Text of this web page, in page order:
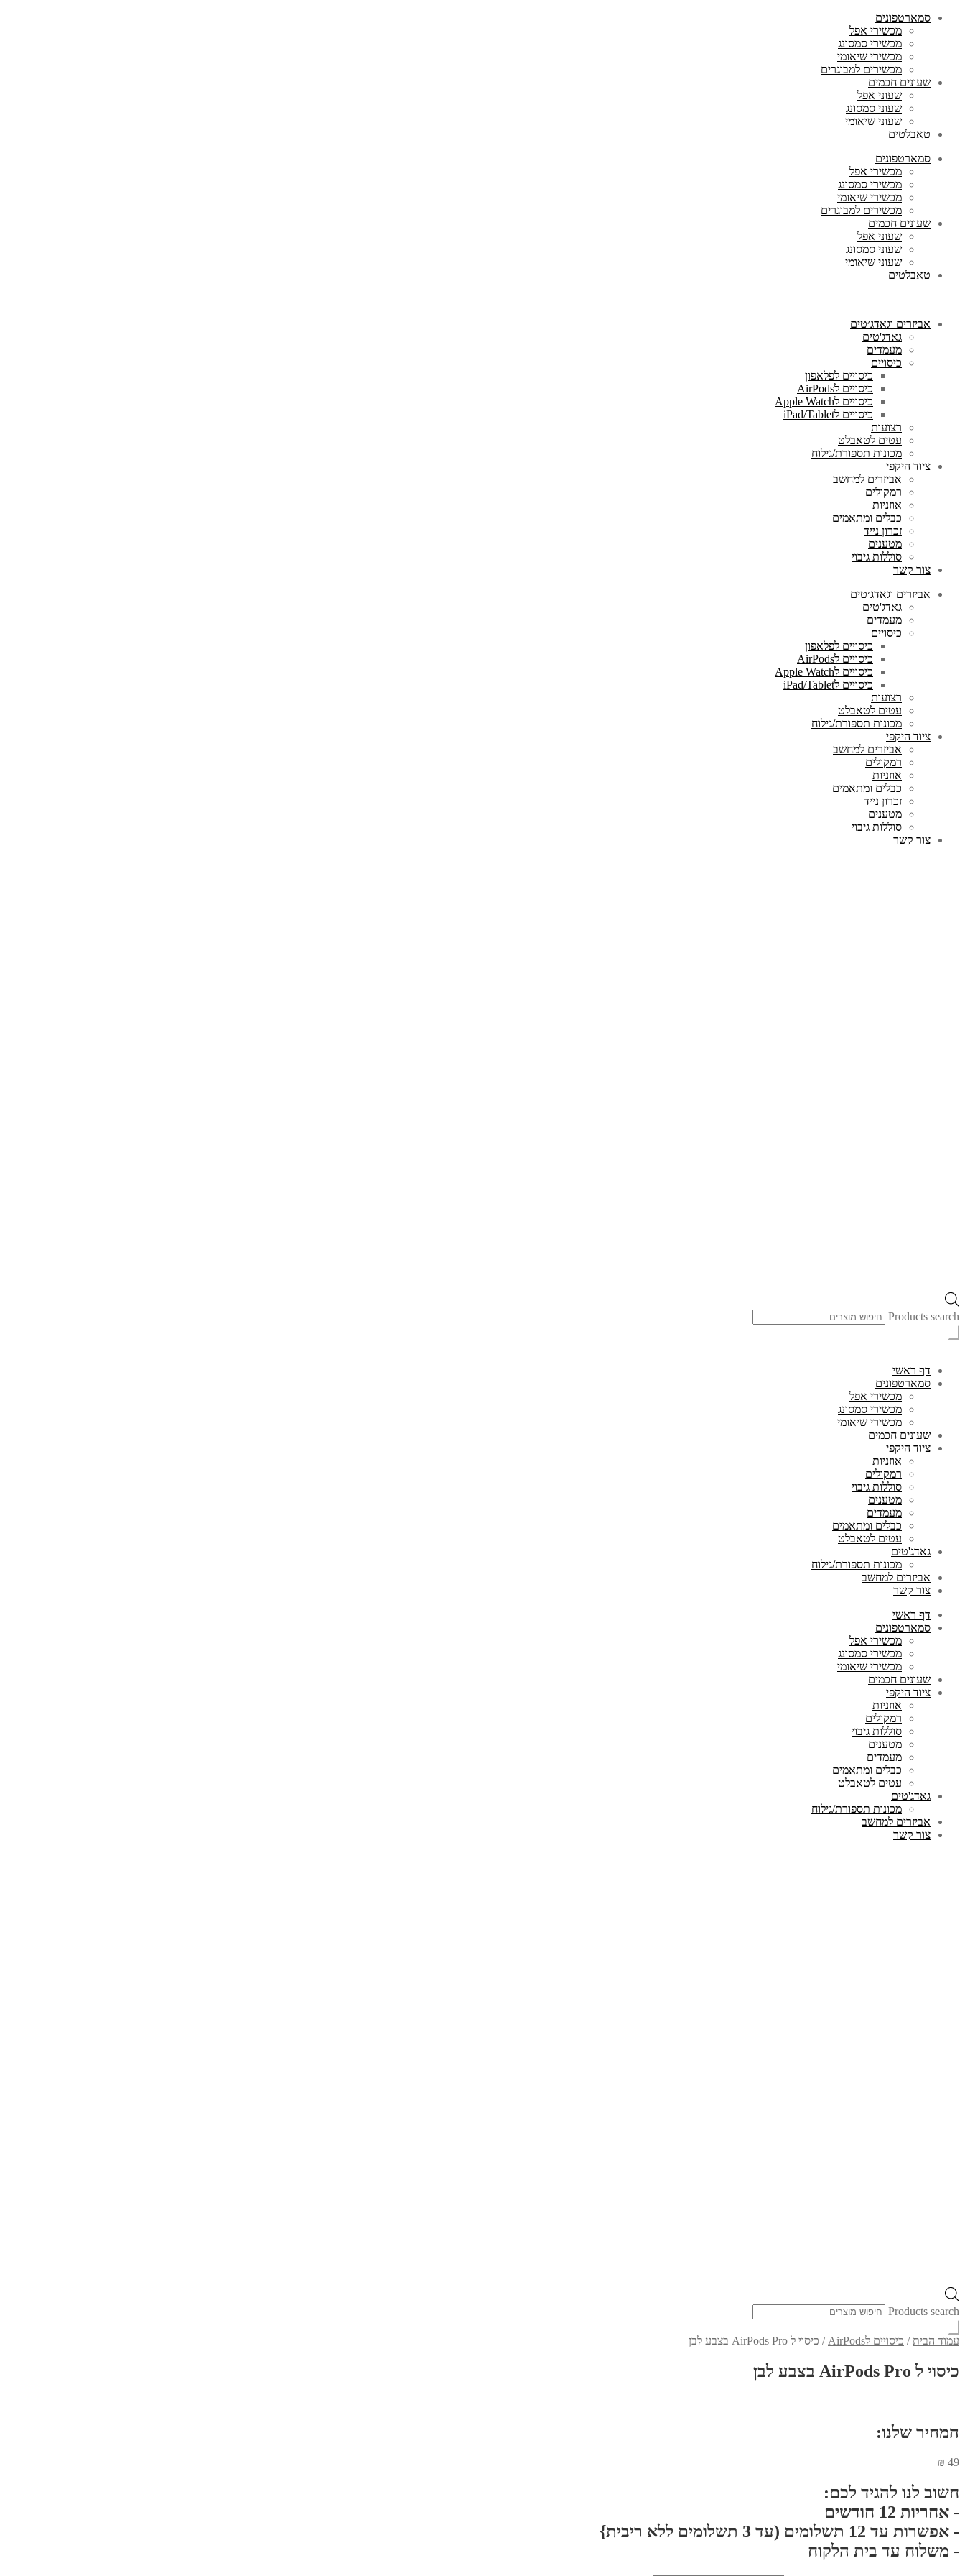
סמארטפונים
מכשירי אפל
מכשירי סמסונג
מכשירי שיאומי
מכשירים למבוגרים
שעונים חכמים
שעוני אפל
שעוני סמסונג
שעוני שיאומי
טאבלטים
סמארטפונים
מכשירי אפל
מכשירי סמסונג
מכשירי שיאומי
מכשירים למבוגרים
שעונים חכמים
שעוני אפל
שעוני סמסונג
שעוני שיאומי
טאבלטים
אביזרים וגאדג׳טים
גאדג'טים
מעמדים
כיסויים
כיסויים לפלאפון
כיסויים לAirPods
כיסויים לApple Watch
כיסויים לiPad/Tablet
רצועות
עטים לטאבלט
מכונות תספורת/גילוח
ציוד היקפי
אביזרים למחשב
רמקולים
אוזניות
כבלים ומתאמים
זכרון נייד
מטענים
סוללות גיבוי
צור קשר
אביזרים וגאדג׳טים
גאדג'טים
מעמדים
כיסויים
כיסויים לפלאפון
כיסויים לAirPods
כיסויים לApple Watch
כיסויים לiPad/Tablet
רצועות
עטים לטאבלט
מכונות תספורת/גילוח
ציוד היקפי
אביזרים למחשב
רמקולים
אוזניות
כבלים ומתאמים
זכרון נייד
מטענים
סוללות גיבוי
צור קשר
Products search
דף ראשי
סמארטפונים
מכשירי אפל
מכשירי סמסונג
מכשירי שיאומי
שעונים חכמים
ציוד היקפי
אוזניות
רמקולים
סוללות גיבוי
מטענים
מעמדים
כבלים ומתאמים
עטים לטאבלט
גאדג'טים
מכונות תספורת/גילוח
אביזרים למחשב
צור קשר
דף ראשי
סמארטפונים
מכשירי אפל
מכשירי סמסונג
מכשירי שיאומי
שעונים חכמים
ציוד היקפי
אוזניות
רמקולים
סוללות גיבוי
מטענים
מעמדים
כבלים ומתאמים
עטים לטאבלט
גאדג'טים
מכונות תספורת/גילוח
אביזרים למחשב
צור קשר
Products search
עמוד הבית / כיסויים לAirPods / כיסוי ל AirPods Pro בצבע לבן
כיסוי ל AirPods Pro בצבע לבן
המחיר שלנו:
₪ 49
חשוב לנו להגיד לכם:
- אחריות 12 חודשים
- אפשרות עד 12 תשלומים (עד 3 תשלומים ללא ריבית}
- משלוח עד בית הלקוח